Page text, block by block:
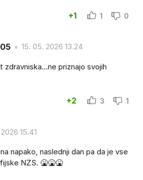
+1 1 0
15. 05. 2026 13.24
priznajo svojih
+2 3 1
15.41
napako, naslednji dan pa da je vse
NZS. 🤮🤮🤮